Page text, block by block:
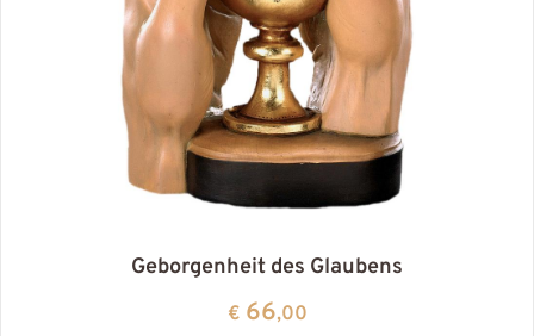
Geborgenheit des Glaubens
€66,00